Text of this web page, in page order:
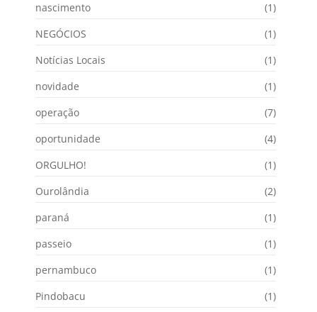
nascimento
(1)
NEGÓCIOS
(1)
Notícias Locais
(1)
novidade
(1)
operação
(7)
oportunidade
(4)
ORGULHO!
(1)
Ourolândia
(2)
paraná
(1)
passeio
(1)
pernambuco
(1)
Pindobacu
(1)